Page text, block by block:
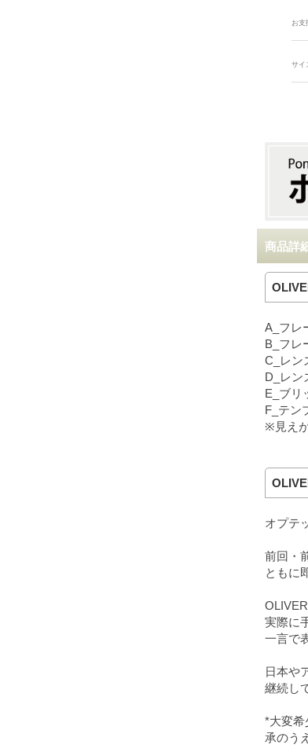
お支
サイ
商品詳
A_フレ
B_フレ
C_レン
D_レン
E_ブリ
F_テン
※見え
オプテ
前回・
ともに
実際に
一言で
日本や
継続し
*大変希
承のう